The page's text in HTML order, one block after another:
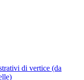
di vertice (da